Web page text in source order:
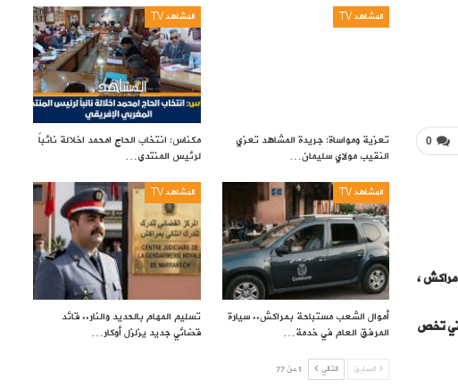
0
،
تخص
المشاهد TV
تعزية ومواساة: جريدة المشاهد تعزي
النقيب مولاي سليمان…
المشاهد TV
مكناس: انتخاب الحاج امحمد اخلالة نائباً
لرئيس المنتدى…
المشاهد TV
أموال الشعب مستباحة بمراكش.. سيارة
المرفق العام في خدمة…
المشاهد TV
تسليم المهام بالحديد والنار.. قائد
قضائي جديد يزلزل أوكار…
السابق التالي 1 من 77